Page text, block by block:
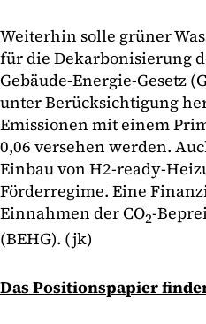
Weiterhin solle grüner
für die Dekarbonisierung
Gebäude-Energie-Gesetz
unter Berücksichtigung
Emissionen mit einem
0,06 versehen werden.
Einbau von H2-ready-
Förderregime. Eine
Einnahmen der CO2-
(BEHG). (jk)
Das Positionspapier